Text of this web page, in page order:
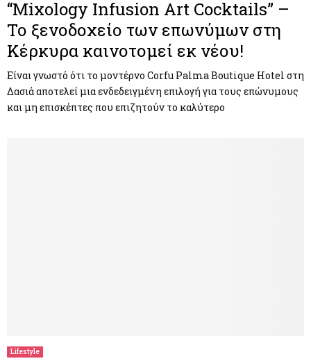
“Mixology Infusion Art Cocktails” –
Το ξενοδοχείο των επωνύμων στη
Κέρκυρα καινοτομεί εκ νέου!
Είναι γνωστό ότι το μοντέρνο Corfu Palma Boutique Hotel στη
Δασιά αποτελεί μια ενδεδειγμένη επιλογή για τους επώνυμους
και μη επισκέπτες που επιζητούν το καλύτερο
Lifestyle